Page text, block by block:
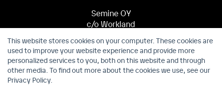
This website stores cookies on your computer. These cookies are
used to improve your website experience and provide more
personalized services to you, both on this website and through
other media. To find out more about the cookies we use, see our
Privacy Policy.
Semine OY
c/o Workland
02150 Espoo